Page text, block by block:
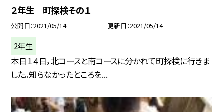
２年生 町探検その１
公開日 2021/05/14 更新日 2021/05/14
2年生
本日１４日，北コースと南コースに分かれて町探検に行きま
した。知らなかったところを...